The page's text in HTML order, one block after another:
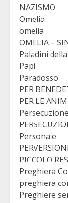
NAZISMO
Omelia
omelia
OMELIA –
Paladini
Papi
Paradosso
PER
PER LE
Persecuzione
Personale
PICCOLO
Preghiera
preghiera
Preghiere